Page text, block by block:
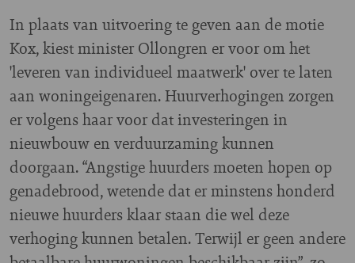
In plaats van uitvoering te geven aan de motie
Kox, kiest minister Ollongren er voor om het
'leveren van individueel maatwerk' over te laten
aan woningeigenaren. Huurverhogingen zorgen
er volgens haar voor dat investeringen in
nieuwbouw en verduurzaming kunnen
doorgaan. “Angstige huurders moeten hopen op
genadebrood, wetende dat er minstens honderd
nieuwe huurders klaar staan die wel deze
verhoging kunnen betalen. Terwijl er geen andere